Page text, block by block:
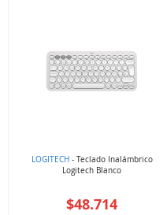
LOGITECH- Teclado Inalámbrico
Logitech Blanco
$48.714